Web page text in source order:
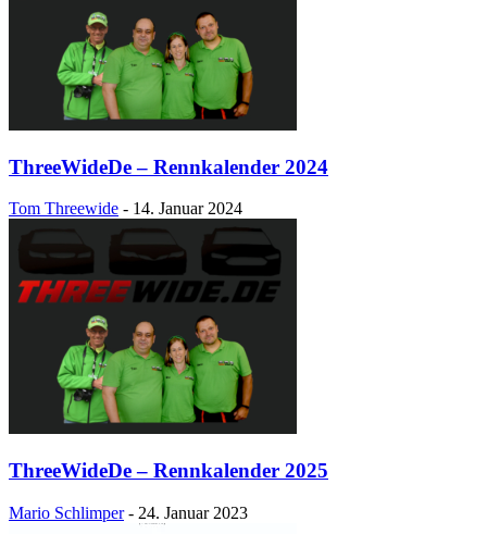
ThreeWideDe – Rennkalender 2024
Tom Threewide - 14. Januar 2024
ThreeWideDe – Rennkalender 2025
Mario Schlimper - 24. Januar 2023